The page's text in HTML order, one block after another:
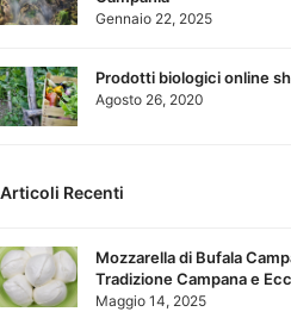
Gennaio 22, 2025
Prodotti biologici online
Agosto 26, 2020
Articoli Recenti
Mozzarella di Bufala
Tradizione Campana e
Maggio 14, 2025